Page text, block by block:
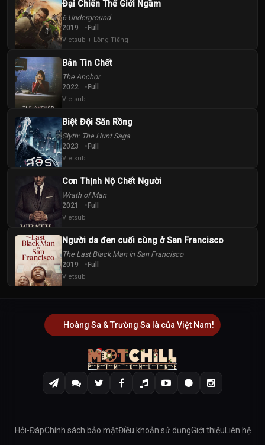
Đại Chiến Thế Giới Ngầm
6 Underground
2019 Full
Vietsub + Lồng Tiếng
Bản Tin Chết
The Anchor
2022 Full
Vietsub
Biệt Đội Săn Rồng
Slyth: The Hunt Saga
2023 Full
Vietsub
Cơn Thịnh Nộ Chết Người
Wrath of Man
2021 Full
Vietsub
Người da đen cuối cùng ở San Francisco
The Last Black Man in San Francisco
2019 Full
Vietsub
Hoàng Sa & Trường Sa là của Việt Nam!
Hỏi-ĐápChính sách bảo mậtĐiều khoản sử dụngGiới thiệu Liên hệ